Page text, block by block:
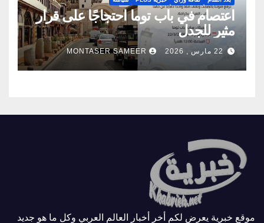
اعتصام في باب توما احتجاجًا على قرار
مثير للجدل
22 مارس , 2026 MONTASER SAMEER
موقع خبرية يعرض لكم أخر أخبار العالم العربي وكل ما هو جديد